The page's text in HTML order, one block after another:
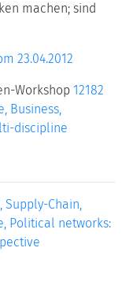
machen; sind
23.04.2012
Workshop 12182
Business,
discipline
Supply-Chain,
Political networks: